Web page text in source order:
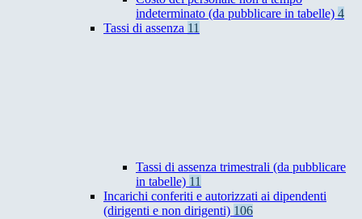
indeterminato (da pubblicare in tabelle) 4
Tassi di assenza 11
Tassi di assenza trimestrali (da pubblicare
in tabelle) 11
Incarichi conferiti e autorizzati ai dipendenti
(dirigenti e non dirigenti) 106